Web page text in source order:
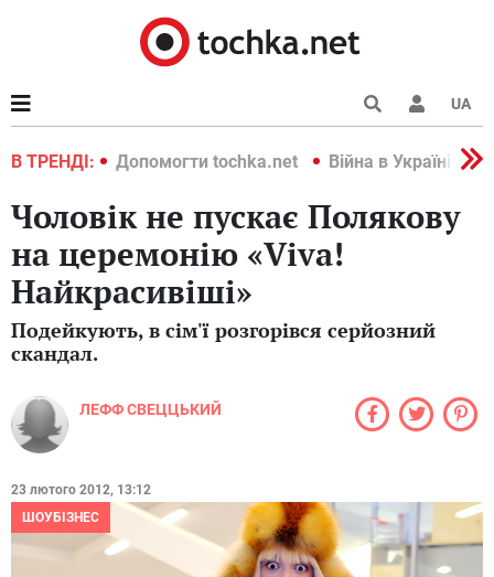
UA
В ТРЕНДІ:
2022 Допомогти tochka.net Війна в Україні 2022
Чоловік не пускає Полякову
на церемонію «Viva!
Найкрасивіші»
Подейкують, в сім'ї розгорівся серйозний
скандал.
ЛЕФФ СВЕЦЦЬКИЙ
23 лютого 2012, 13:12
ШОУБІЗНЕС